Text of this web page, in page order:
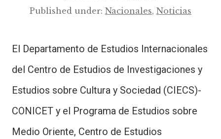
Published under: Nacionales, Noticias
El Departamento de Estudios Internacionales
del Centro de Estudios de Investigaciones y
Estudios sobre Cultura y Sociedad (CIECS)-
CONICET y el Programa de Estudios sobre
Medio Oriente, Centro de Estudios